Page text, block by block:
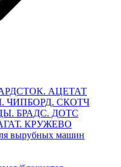
АЦЕТАТ
ЧИПБОРД. СКОТЧ
БРАДС. ДОТС
КРУЖЕВО
машин